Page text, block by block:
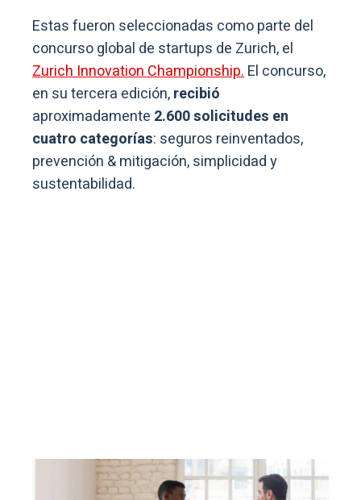
Estas fueron seleccionadas como parte del
concurso global de startups de Zurich, el
Zurich Innovation Championship.El concurso,
en su tercera edición,recibió
aproximadamente 2.600 solicitudes en
cuatro categorías: seguros reinventados,
prevención & mitigación, simplicidad y
sustentabilidad.